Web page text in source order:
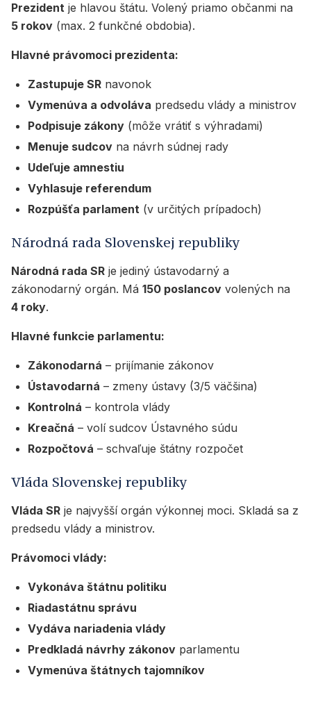
Prezident je hlavou štátu. Volený priamo občanmi na
5 rokov (max. 2 funkčné obdobia).
Hlavné právomoci prezidenta:
Zastupuje SR navonok
Vymenúva a odvoláva predsedu vlády a ministrov
Podpisuje zákony (môže vrátiť s výhradami)
Menuje sudcov na návrh súdnej rady
Udeľuje amnestiu
Vyhlasuje referendum
Rozpúšťa parlament (v určitých prípadoch)
Národná rada Slovenskej republiky
Národná rada SR je jediný ústavodarný a
zákonodarný orgán. Má 150 poslancov volených na
4 roky.
Hlavné funkcie parlamentu:
Zákonodarná – prijímanie zákonov
Ústavodarná – zmeny ústavy (3/5 väčšina)
Kontrolná – kontrola vlády
Kreačná – volí sudcov Ústavného súdu
Rozpočtová – schvaľuje štátny rozpočet
Vláda Slovenskej republiky
Vláda SR je najvyšší orgán výkonnej moci. Skladá sa z
predsedu vlády a ministrov.
Právomoci vlády:
Vykonáva štátnu politiku
Riadastátnu správu
Vydáva nariadenia vlády
Predkladá návrhy zákonov parlamentu
Vymenúva štátnych tajomníkov